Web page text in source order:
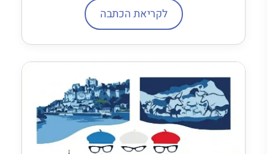
לקריאת הכתבה